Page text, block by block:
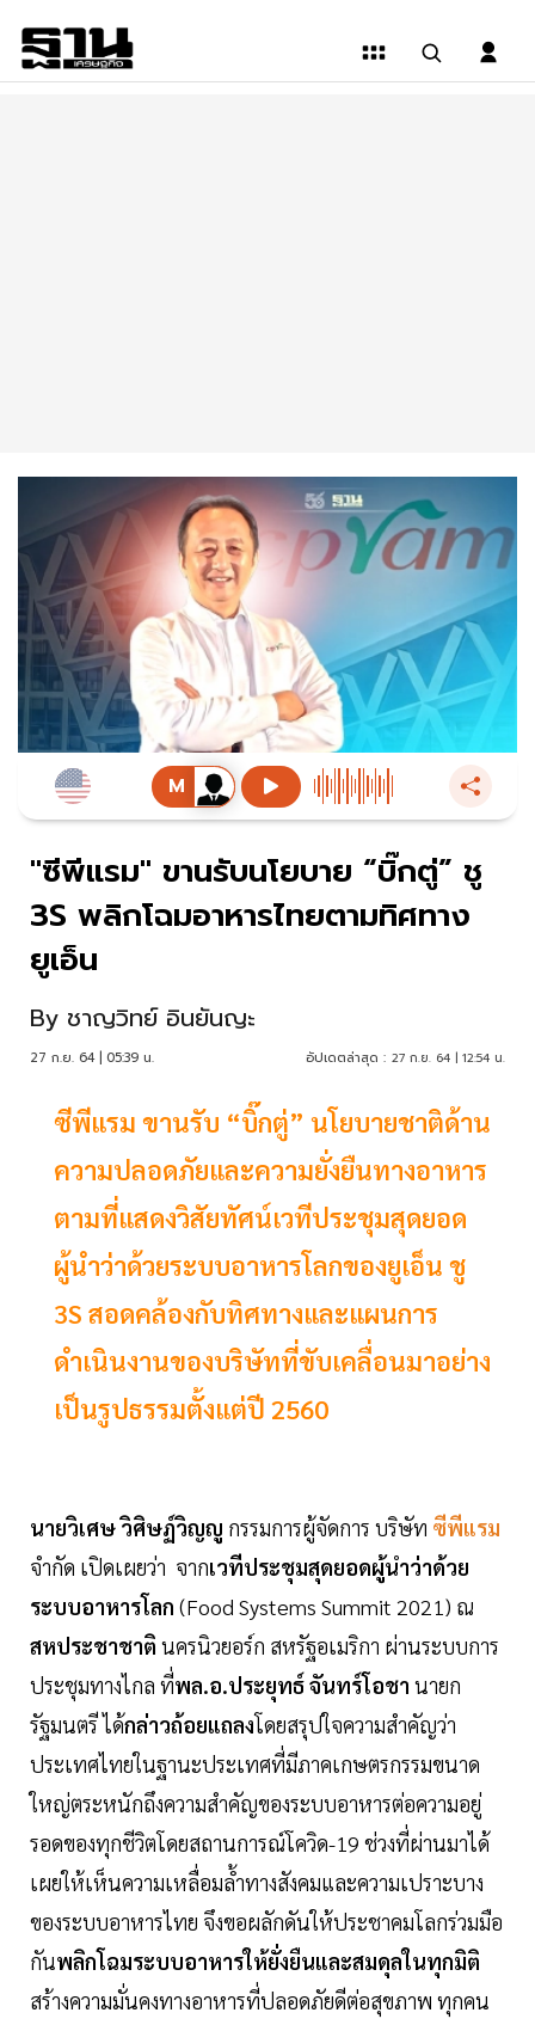
"ซีพีแรม" ขานรับนโยบาย “บิ๊กตู่” ชู
3S พลิกโฉมอาหารไทยตามทิศทาง
ยูเอ็น
By ชาญวิทย์ อินยันญะ
27 ก.ย. 64 | 05:39 น. อัปเดตล่าสุด : 27 ก.ย. 64 | 12:54 น.
ซีพีแรม ขานรับ “บิ๊กตู่” นโยบายชาติด้าน
ความปลอดภัยและความยั่งยืนทางอาหาร
ตามที่แสดงวิสัยทัศน์เวทีประชุมสุดยอด
ผู้นำว่าด้วยระบบอาหารโลกของยูเอ็น ชู
3S สอดคล้องกับทิศทางและแผนการ
ดำเนินงานของบริษัทที่ขับเคลื่อนมาอย่าง
เป็นรูปธรรมตั้งแต่ปี 2560
นายวิเศษ วิศิษฏ์วิญญู กรรมการผู้จัดการ บริษัท ซีพีแรม
จำกัด เปิดเผยว่า จากเวทีประชุมสุดยอดผู้นำว่าด้วย
ระบบอาหารโลก (Food Systems Summit 2021) ณ
สหประชาชาติ นครนิวยอร์ก สหรัฐอเมริกา ผ่านระบบการ
ประชุมทางไกล ที่พล.อ.ประยุทธ์ จันทร์โอชา นายก
รัฐมนตรี ได้กล่าวถ้อยแถลงโดยสรุปใจความสำคัญว่า
ประเทศไทยในฐานะประเทศที่มีภาคเกษตรกรรมขนาด
ใหญ่ตระหนักถึงความสำคัญของระบบอาหารต่อความอยู่
รอดของทุกชีวิตโดยสถานการณ์โควิด-19 ช่วงที่ผ่านมาได้
เผยให้เห็นความเหลื่อมล้ำทางสังคมและความเปราะบาง
ของระบบอาหารไทย จึงขอผลักดันให้ประชาคมโลกร่วมมือ
กันพลิกโฉมระบบอาหารให้ยั่งยืนและสมดุลในทุกมิติ
สร้างความมั่นคงทางอาหารที่ปลอดภัยดีต่อสุขภาพ ทุกคน